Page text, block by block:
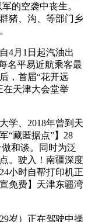
的空袭中丧生。
猪、沟、等部门乡
4月1日起汽油出
名平易近航乘客最
，首届“花开远
在天津大会堂举
、2018年曾到天
“藏匿据点”】28
和谈。同时为泛
。驶入！南疆深度
小时自帮打印机正
免费】天津东疆湾
岁）正在驾驶中操